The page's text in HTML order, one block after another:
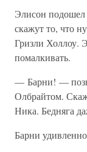
Элисон подошел
скажут то, что
Гризли Холлоу.
помалкивать.
— Барни! —
Олбрайтом.
Ника. Бедняга
Барни